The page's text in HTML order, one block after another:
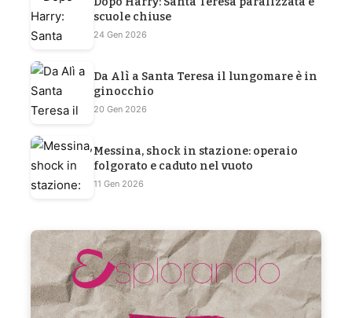
scuole chiuse
24 Gen 2026
Da Alì a Santa Teresa il lungomare è in
ginocchio
20 Gen 2026
Messina, shock in stazione: operaio
folgorato e caduto nel vuoto
11 Gen 2026